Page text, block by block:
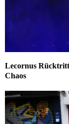
Lecornus
Chaos